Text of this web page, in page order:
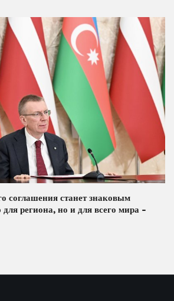
соглашения станет знаковым
региона, но и для всего мира -